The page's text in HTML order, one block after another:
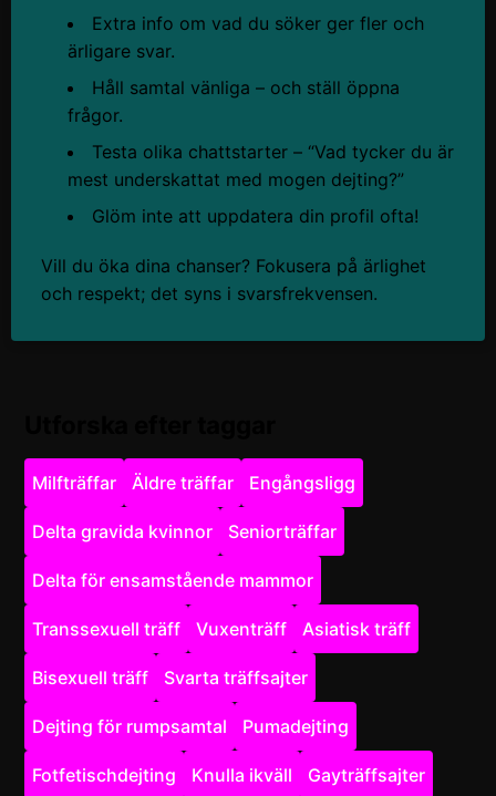
Extra info om vad du söker ger fler och
ärligare svar.
Håll samtal vänliga – och ställ öppna
frågor.
Testa olika chattstarter – “Vad tycker du är
mest underskattat med mogen dejting?”
Glöm inte att uppdatera din profil ofta!
Vill du öka dina chanser? Fokusera på ärlighet
och respekt; det syns i svarsfrekvensen.
Milfträffar Äldre träffar Engångsligg
Delta gravida kvinnor Seniorträffar
Delta för ensamstående mammor
Transsexuell träff Vuxenträff Asiatisk träff
Bisexuell träff Svarta träffsajter
Dejting för rumpsamtal Pumadejting
Fotfetischdejting Knulla ikväll Gayträffsajter